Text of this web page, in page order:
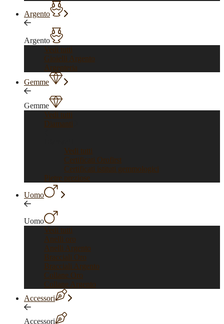
Argento
Argento
Vedi tutti
Gioielli Argento
Argenteria
Gemme
Gemme
Vedi tutti
Diamanti
Vedi tutti
Certificati Orofirst
Certificati istituti gemmologici
Pietre preziose
Uomo
Uomo
Vedi tutti
Anelli oro
Anelli Argento
Bracciali Oro
Bracciali Argento
Collane Oro
Collane Argento
Accessori
Accessori